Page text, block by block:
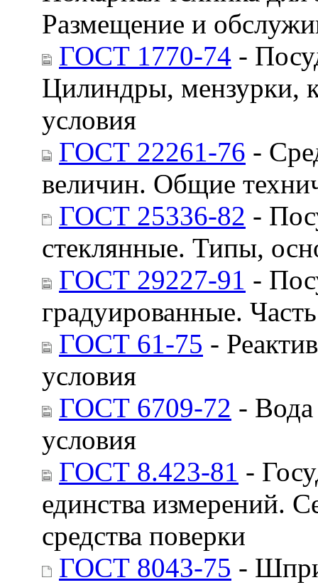
Размещение и
ГОСТ 1770-74 -
Цилиндры, мензурки,
условия
ГОСТ 22261-76 -
величин. Общие
ГОСТ 25336-82 -
стеклянные. Типы,
ГОСТ 29227-91 -
градуированные.
ГОСТ 61-75 -
условия
ГОСТ 6709-72 - Вода
условия
ГОСТ 8.423-81 -
единства измерений.
средства поверки
ГОСТ 8043-75 -